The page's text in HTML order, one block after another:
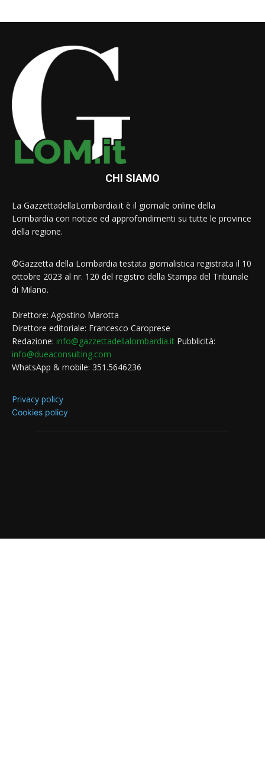
CHI SIAMO
La GazzettadellaLombardia.it è il giornale online della
Lombardia con notizie ed approfondimenti su tutte le province
della regione.
©Gazzetta della Lombardia testata giornalistica registrata il 10
ottobre 2023 al nr. 120 del registro della Stampa del Tribunale
di Milano.
Direttore: Agostino Marotta
Direttore editoriale: Francesco Caroprese
Redazione: info@gazzettadellalombardia.it Pubblicità:
info@dueaconsulting.com
WhatsApp & mobile: 351.5646236
Privacy policy
Cookies policy